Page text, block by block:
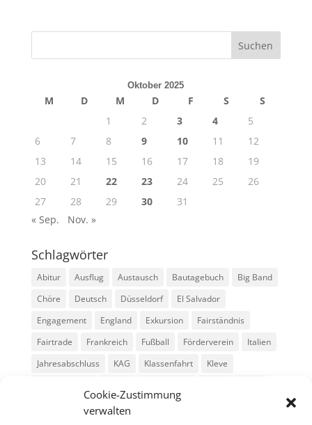
Cookie-Zustimmung
verwalten
Oktober 2025
M D M D F S
S
1
2 3 4
5
6
7 8 9 10 11
12
13
14 15 16 17 18
19
20
21 22 23 24 25
26
27
28 29 30
31
« Sep.
Nov. »
Schlagwörter
Abitur Ausflug Austausch Bautagebuch
Big Band
Chöre
Deutsch Düsseldorf
El Salvador
Engagement
England Exkursion
Fairständnis
Fairtrade
Frankreich Fußball Förderverein
Italien
Jahresabschluss
KAG Klassenfahrt
Kleve
Musik